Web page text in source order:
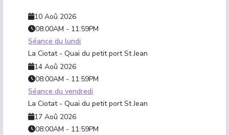
10 Aoû 2026
08:00AM - 11:59PM
Séance du lundi
La Ciotat - Quai du petit port St Jean
14 Aoû 2026
08:00AM - 11:59PM
Séance du vendredi
La Ciotat - Quai du petit port St Jean
17 Aoû 2026
08:00AM - 11:59PM